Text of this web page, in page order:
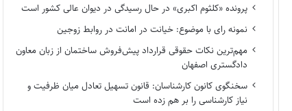
پرونده «کلثوم اکبری» در حال رسیدگی در دیوان عالی کشور است
نمونه رای با موضوع: خیانت در امانت در روابط زوجین
مهم‌ترین نکات حقوقی قرارداد پیش‌فروش ساختمان از زبان معاون
دادگستری اصفهان
سخنگوی کانون کارشناسان: قانون تسهیل تعادل میان ظرفیت و
نیاز کارشناسی را بر هم زده است